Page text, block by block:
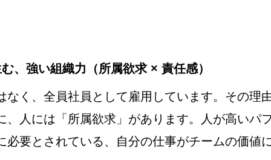
、強い組織力（所属欲求 × 責任感）
なく、全員社員として雇用しています。その理
、人には「所属欲求」があります。人が高いパ
必要とされている、自分の仕事がチームの価値